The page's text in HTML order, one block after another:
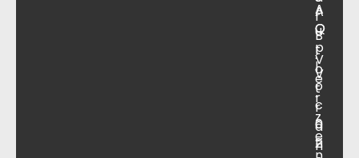
A
u
t
o
t
r
a
n
O
p
l
o
c
a
ti
A
Q
V
e
r
z
e
r
B
.
V
.
0
2